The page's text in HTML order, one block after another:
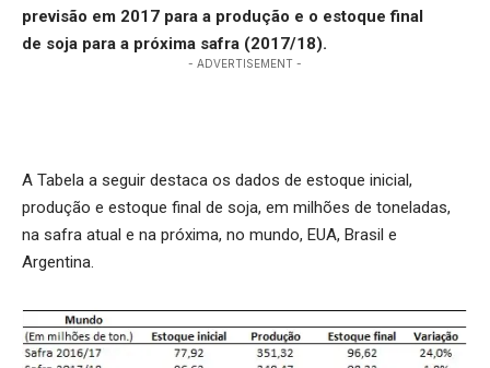
previsão em 2017 para a produção e o estoque final
de soja para a próxima safra (2017/18).
- ADVERTISEMENT -
A Tabela a seguir destaca os dados de estoque inicial,
produção e estoque final de soja, em milhões de toneladas,
na safra atual e na próxima, no mundo, EUA, Brasil e
Argentina.